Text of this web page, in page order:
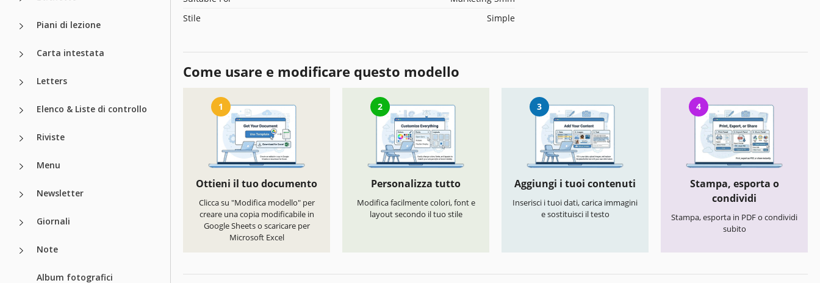
Piani di lezione
Carta intestata
Letters
Elenco & Liste di controllo
Riviste
Menu
Newsletter
Giornali
Note
Album fotografici
Stile
Simple
Come usare e modificare questo modello
1
Ottieni il tuo documento
Clicca su "Modifica modello" per
creare una copia modificabile in
Google Sheets o scaricare per
Microsoft Excel
2
Personalizza tutto
Modifica facilmente colori, font e
layout secondo il tuo stile
3
Aggiungi i tuoi contenuti
Inserisci i tuoi dati, carica immagini
e sostituisci il testo
4
Stampa, esporta o
condividi
Stampa, esporta in PDF o condividi
subito